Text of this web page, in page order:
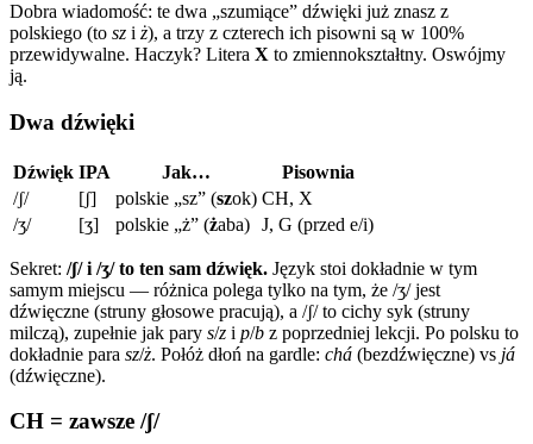
Dobra wiadomość: te dwa „szumiące” dźwięki już znasz z
polskiego (to sz i ż), a trzy z czterech ich pisowni są w 100%
przewidywalne. Haczyk? Litera X to zmiennokształtny. Oswójmy
ją.
Dwa dźwięki
Dźwięk IPA Jak…
Pisownia
/ʃ/
[ʃ] polskie „sz” (szok) CH, X
/ʒ/
[ʒ] polskie „ż” (żaba) J, G (przed e/i)
Sekret: /ʃ/ i /ʒ/ to ten sam dźwięk. Język stoi dokładnie w tym
samym miejscu — różnica polega tylko na tym, że /ʒ/ jest
dźwięczne (struny głosowe pracują), a /ʃ/ to cichy syk (struny
milczą), zupełnie jak pary s/z i p/b z poprzedniej lekcji. Po polsku to
dokładnie para sz/ż. Połóż dłoń na gardle: chá (bezdźwięczne) vs já
(dźwięczne).
CH = zawsze /ʃ/